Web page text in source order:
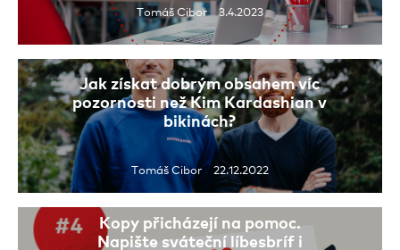
Tomáš Cibor 3.4.2023
Jak získat dobrým obsahem víc
pozornosti než Kim Kardashian v
bikinách?
Tomáš Cibor 22.12.2022
Kopy přicházejí na pomoc.
Napište sváteční líbesbríf i